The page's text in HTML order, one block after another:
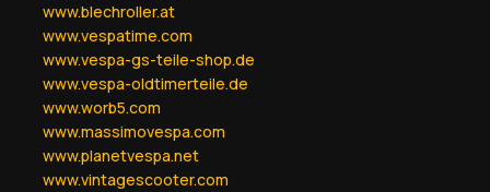
www.blechroller.at
www.vespatime.com
www.vespa-gs-teile-shop.de
www.vespa-oldtimerteile.de
www.worb5.com
www.massimovespa.com
www.planetvespa.net
www.vintagescooter.com